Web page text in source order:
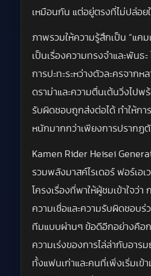
เหมือนกัน แต่อยู่ตรงที่ไม่ปล่อย
ภาพรวมให้ความรู้สึกเป็น “แค
เป็นเรื่องความทรงจำและพันธ
การปะทะระหว่างตัวละครจากห
ดราม่าและความตื่นเต้นวิ่งไปพ
รับผิดชอบถูกส่งต่อได้ ทำให้กา
หนักมากกว่าเพียงการปรากฏ
Kamen Rider Heisei
รวมพลังมาสค์ไรเดอร์ ฟอร์เอเ
โครงเรื่องที่พาให้ผู้ชมเข้าใจว่า
ความเชื่อและความรับผิดชอบ
ทีมแบบผ่านๆ ข้อดีอีกอย่างคือก
ความเร่งของการไล่ล่ากับอา
ทั้งแฟนเก่าและคนที่เพิ่งเริ่มเข้